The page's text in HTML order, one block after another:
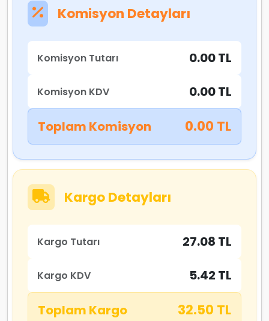
Komisyon Detayları
Komisyon Tutarı 0.00 TL
Komisyon KDV 0.00 TL
Toplam Komisyon 0.00 TL
Kargo Detayları
Kargo Tutarı 27.08 TL
Kargo KDV 5.42 TL
Toplam Kargo 32.50 TL